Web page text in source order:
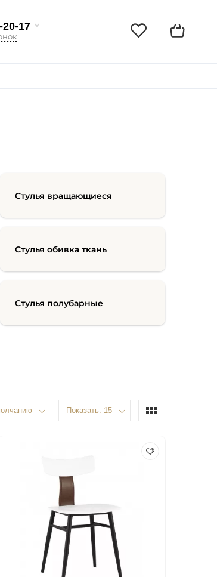
20-17
Стулья вращающиеся
Стулья обивка ткань
Стулья полубарные
Показать: 15